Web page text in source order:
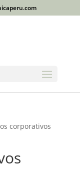
corporativos